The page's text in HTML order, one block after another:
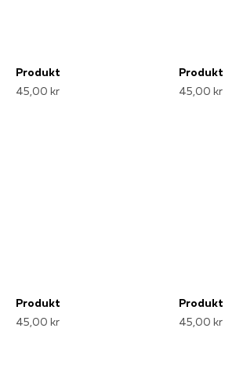
Produkt
45,00 kr
Produkt
45,00 kr
Produkt
45,00 kr
Produkt
45,00 kr